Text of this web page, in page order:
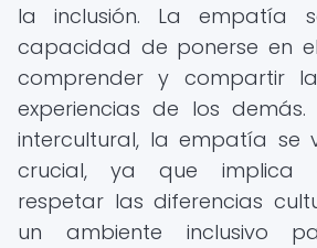
la inclusión. La empatía
capacidad de ponerse en
comprender y compartir
experiencias de los
intercultural, la empatía se
crucial, ya que implica
respetar las diferencias
un ambiente inclusivo